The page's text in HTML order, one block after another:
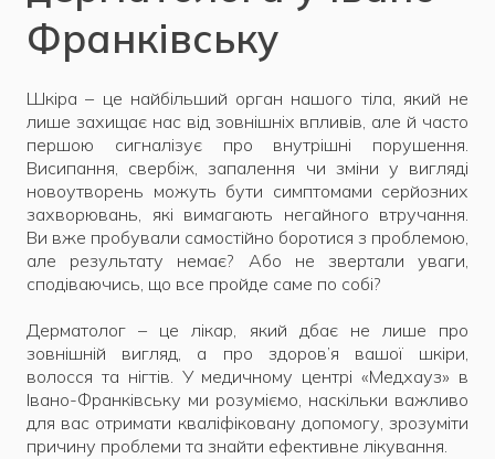
Франківську
Шкіра – це найбільший орган нашого тіла, який не
лише захищає нас від зовнішніх впливів, але й часто
першою сигналізує про внутрішні порушення.
Висипання, свербіж, запалення чи зміни у вигляді
новоутворень можуть бути симптомами серйозних
захворювань, які вимагають негайного втручання.
Ви вже пробували самостійно боротися з проблемою,
але результату немає? Або не звертали уваги,
сподіваючись, що все пройде саме по собі?
Дерматолог – це лікар, який дбає не лише про
зовнішній вигляд, а про здоров’я вашої шкіри,
волосся та нігтів. У медичному центрі «Медхауз» в
Івано-Франківську ми розуміємо, наскільки важливо
для вас отримати кваліфіковану допомогу, зрозуміти
причину проблеми та знайти ефективне лікування.